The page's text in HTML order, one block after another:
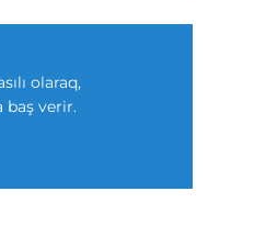
olaraq,
baş verir.